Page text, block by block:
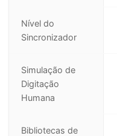
Nível do
Sincronizador
Simulação de
Digitação
Humana
Bibliotecas de